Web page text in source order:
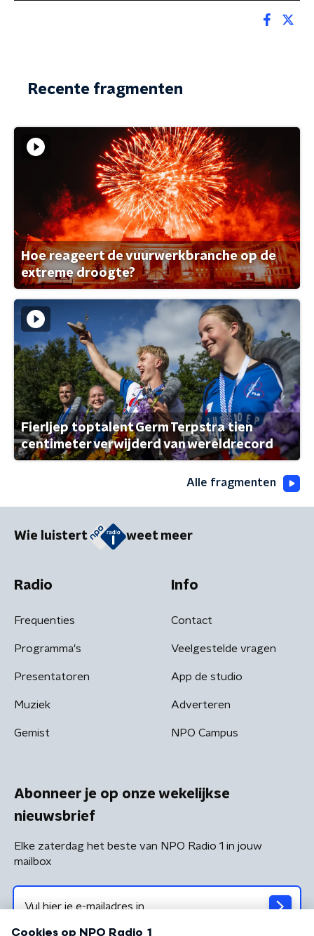
Recente fragmenten
Hoe reageert de vuurwerkbranche op de
extreme droogte?
Fierljep toptalent Germ Terpstra tien
centimeter verwijderd van wereldrecord
Alle fragmenten
Wie luistert weet meer
Radio
Frequenties
Programma's
Presentatoren
Muziek
Gemist
Info
Contact
Veelgestelde vragen
App de studio
Adverteren
NPO Campus
Abonneer je op onze wekelijkse
nieuwsbrief
Elke zaterdag het beste van NPO Radio 1 in jouw
mailbox